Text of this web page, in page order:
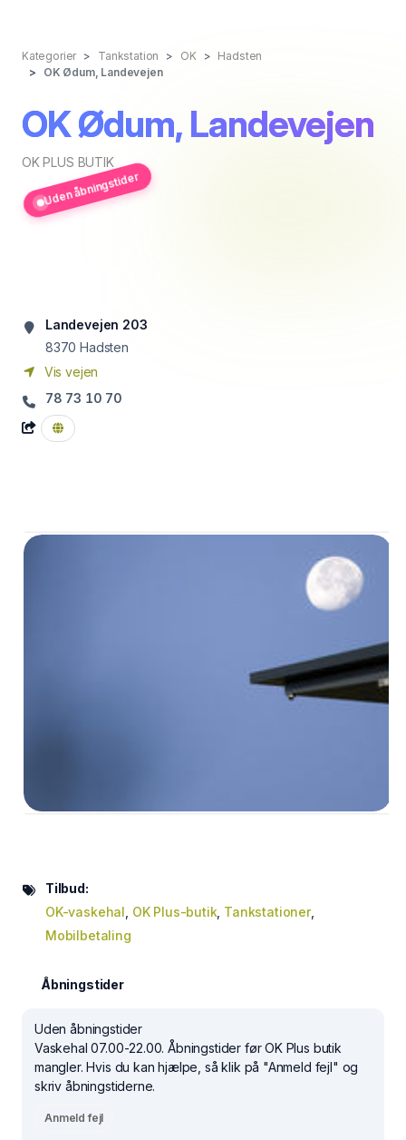
Kategorier Tankstation OK
Hadsten
OK Ødum, Landevejen
OK Ødum, Landevejen
OK PLUS BUTIK
Uden åbningstider
Landevejen 203
8370 Hadsten
Vis vejen
78 73 10 70
Tilbud:
OK-vaskehal OK Plus-butik, Tankstationer,
Mobilbetaling
Åbningstider
Uden åbningstider
Vaskehal 07.00-22.00. Åbningstider før OK Plus butik
mangler. Hvis du kan hjælpe, så klik på "Anmeld fejl" og
skriv åbningstiderne.
Anmeld fejl